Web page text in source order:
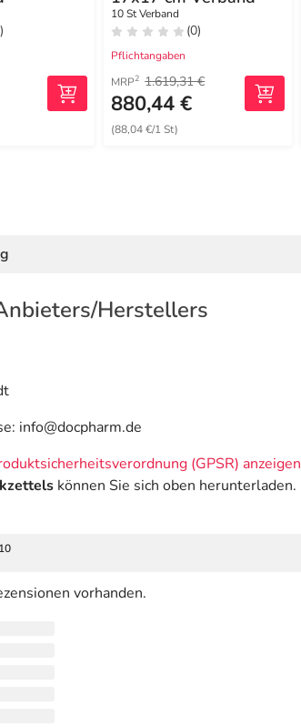
10 St Verband
(0)
Pflichtangaben
MRP2 1.619,31 €
880,44 €
(88,04 €/1 St)
Herstellers
info@docpharm.de
(GPSR) anzeigen
können Sie sich oben herunterladen.
10
vorhanden.